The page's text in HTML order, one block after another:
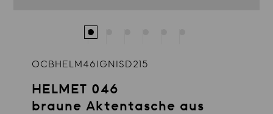
OCBHELM46IGNISD215
HELMET 046
braune Aktentasche aus